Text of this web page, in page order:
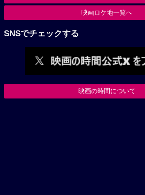
映画ロケ地一覧へ
SNSでチェックする
映画の時間について